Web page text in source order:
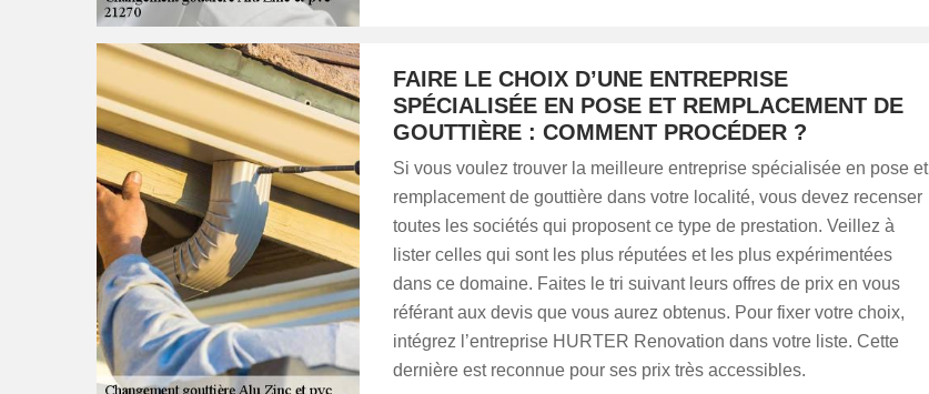
FAIRE LE CHOIX D’UNE ENTREPRISE
SPÉCIALISÉE EN POSE ET REMPLACEMENT DE
GOUTTIÈRE : COMMENT PROCÉDER ?
Si vous voulez trouver la meilleure entreprise spécialisée en pose et
remplacement de gouttière dans votre localité, vous devez recenser
toutes les sociétés qui proposent ce type de prestation. Veillez à
lister celles qui sont les plus réputées et les plus expérimentées
dans ce domaine. Faites le tri suivant leurs offres de prix en vous
référant aux devis que vous aurez obtenus. Pour fixer votre choix,
intégrez l’entreprise HURTER Renovation dans votre liste. Cette
dernière est reconnue pour ses prix très accessibles.